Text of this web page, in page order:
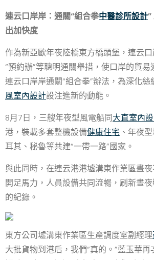
連云口岸岸：通關“組合拳中醫診所設計”
出加快度
作為新亞歐年夜陸橋東方橋頭堡，連云口
“預約辦”等聰明通關舉措，使口岸的貿易
連云口岸岸通關“組合拳”辦法，為深化絲
風室內設計設注進新的動能。
8月7日，三艘年夜型風電船同大直室內
港，裝載多套整機設備健康住宅 、年夜
耳其、秘魯等共建“一帶一路”國家。
與此同時，在連云港港墟溝東作業區晝
開足馬力，人員設備共同流暢，刷新晝
的紀錄。
東方公司墟溝東作業區生產調度室副經理
大批貨物到港后，我們“真的。”藍玉華